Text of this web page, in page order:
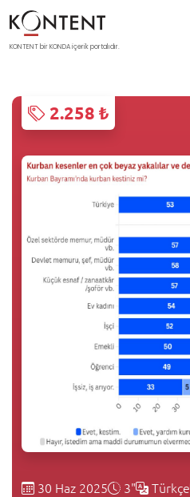
KONTENT bir KONDA içerik portalıdır.
2.258 ₺
30 Haz 2025 3" Türkçe